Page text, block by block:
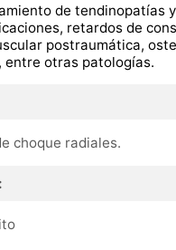
de tendinopatías
retardos de
postraumática,
otras patologías.
choque radiales.